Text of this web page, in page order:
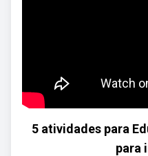
5 atividades para
para